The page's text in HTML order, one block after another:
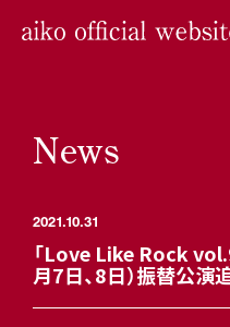
News
2021.10.31
「Love Like Rock
月7日、8日）振替公演